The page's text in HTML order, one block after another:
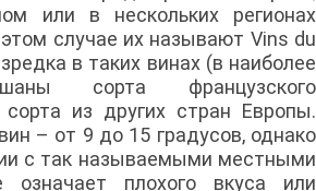
или в нескольких регионах
случае их называют Vins du
в таких винах (в наиболее
сорта французского
из других стран Европы.
– от 9 до 15 градусов, однако
с так называемыми местными
плохого вкуса или